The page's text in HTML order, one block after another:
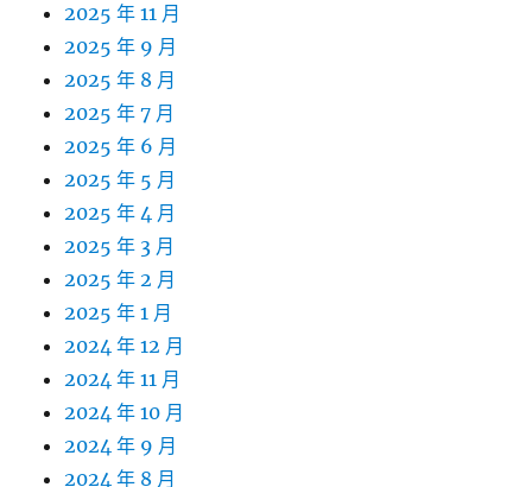
2025 年 11 月
2025 年 9 月
2025 年 8 月
2025 年 7 月
2025 年 6 月
2025 年 5 月
2025 年 4 月
2025 年 3 月
2025 年 2 月
2025 年 1 月
2024 年 12 月
2024 年 11 月
2024 年 10 月
2024 年 9 月
2024 年 8 月